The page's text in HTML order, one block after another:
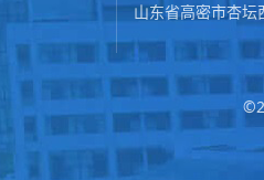
山东省高密市杏坛